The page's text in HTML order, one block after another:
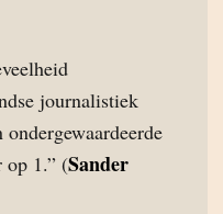
journalistiek
op 1.” (Sander